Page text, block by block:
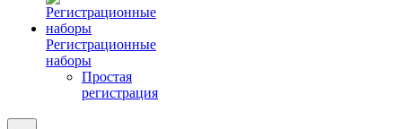
Регистрационные
наборы
Простая
регистрация